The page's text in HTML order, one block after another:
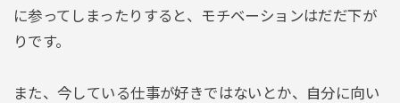
に参ってしまったりすると、モチベーションはだだ下が
りです。
また、今している仕事が好きではないとか、自分に向い